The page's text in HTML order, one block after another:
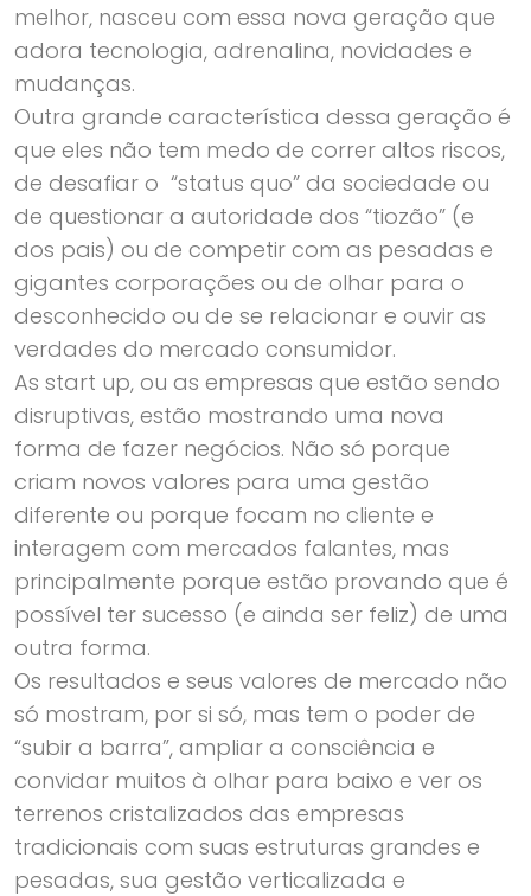
melhor, nasceu com essa nova geração que
adora tecnologia, adrenalina, novidades e
mudanças.
Outra grande característica dessa geração é
que eles não tem medo de correr altos riscos,
de desafiar o “status quo” da sociedade ou
de questionar a autoridade dos “tiozão” (e
dos pais) ou de competir com as pesadas e
gigantes corporações ou de olhar para o
desconhecido ou de se relacionar e ouvir as
verdades do mercado consumidor.
As start up, ou as empresas que estão sendo
disruptivas, estão mostrando uma nova
forma de fazer negócios. Não só porque
criam novos valores para uma gestão
diferente ou porque focam no cliente e
interagem com mercados falantes, mas
principalmente porque estão provando que é
possível ter sucesso (e ainda ser feliz) de uma
outra forma.
Os resultados e seus valores de mercado não
só mostram, por si só, mas tem o poder de
“subir a barra”, ampliar a consciência e
convidar muitos à olhar para baixo e ver os
terrenos cristalizados das empresas
tradicionais com suas estruturas grandes e
pesadas, sua gestão verticalizada e